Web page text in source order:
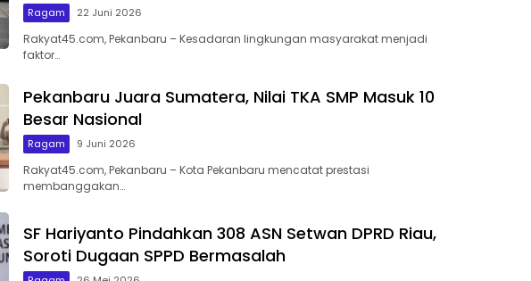
Ragam 22 Juni 2026
Rakyat45.com, Pekanbaru – Kesadaran lingkungan masyarakat menjadi
faktor…
Pekanbaru Juara Sumatera, Nilai TKA SMP Masuk 10
Besar Nasional
Ragam 9 Juni 2026
Rakyat45.com, Pekanbaru – Kota Pekanbaru mencatat prestasi
membanggakan…
SF Hariyanto Pindahkan 308 ASN Setwan DPRD Riau,
Soroti Dugaan SPPD Bermasalah